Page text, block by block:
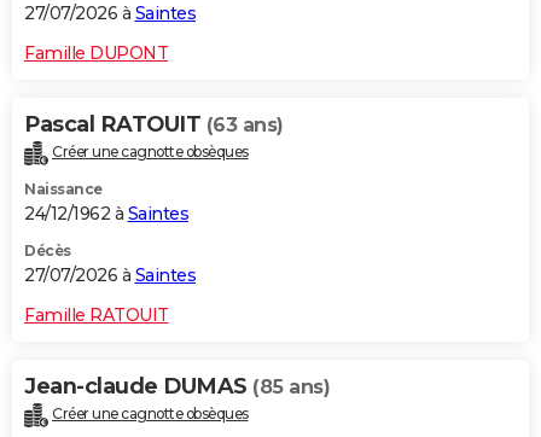
27/07/2026 à Saintes
Famille DUPONT
Pascal RATOUIT (63 ans)
Créer une cagnotte obsèques
Naissance
24/12/1962 à Saintes
Décès
27/07/2026 à Saintes
Famille RATOUIT
Jean-claude DUMAS (85 ans)
Créer une cagnotte obsèques